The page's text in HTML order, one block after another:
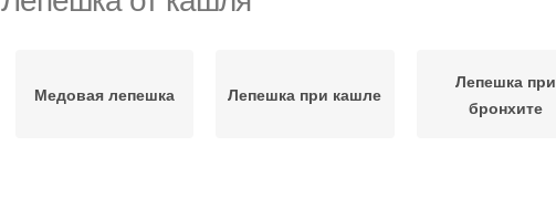
Медовая лепешка Лепешка при кашле
Лепешка при
бронхите